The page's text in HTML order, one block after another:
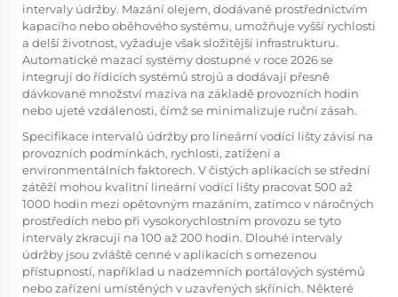
intervaly údržby. Mazání olejem, dodávané prostřednictvím
kapacího nebo oběhového systému, umožňuje vyšší rychlosti
a delší životnost, vyžaduje však složitější infrastrukturu.
Automatické mazací systémy dostupné v roce 2026 se
integrují do řídicích systémů strojů a dodávají přesně
dávkované množství maziva na základě provozních hodin
nebo ujeté vzdálenosti, čímž se minimalizuje ruční zásah.
Specifikace intervalů údržby pro lineární vodící lišty závisí na
provozních podmínkách, rychlosti, zatížení a
environmentálních faktorech. V čistých aplikacích se střední
zátěží mohou kvalitní lineární vodící lišty pracovat 500 až
1000 hodin mezi opětovným mazáním, zatímco v náročných
prostředích nebo při vysokorychlostním provozu se tyto
intervaly zkracují na 100 až 200 hodin. Dlouhé intervaly
údržby jsou zvláště cenné v aplikacích s omezenou
přístupností, například u nadzemních portálových systémů
nebo zařízení umístěných v uzavřených skříních. Některé